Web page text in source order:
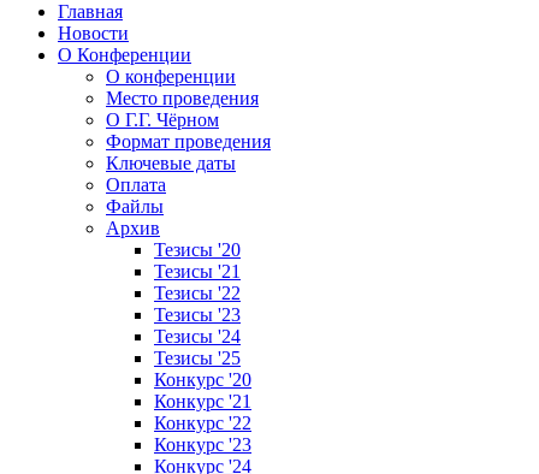
Главная
Новости
О Конференции
О конференции
Место проведения
О Г.Г. Чёрном
Формат проведения
Ключевые даты
Оплата
Файлы
Архив
Тезисы '20
Тезисы '21
Тезисы '22
Тезисы '23
Тезисы '24
Тезисы '25
Конкурс '20
Конкурс '21
Конкурс '22
Конкурс '23
Конкурс '24